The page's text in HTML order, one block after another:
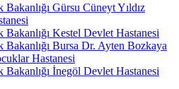
Bakanlığı Gürsu Cüneyt Yıldız
Bakanlığı Kestel Devlet Hastanesi
Bakanlığı Bursa Dr. Ayten Bozkaya
Hastanesi
Bakanlığı İnegöl Devlet Hastanesi